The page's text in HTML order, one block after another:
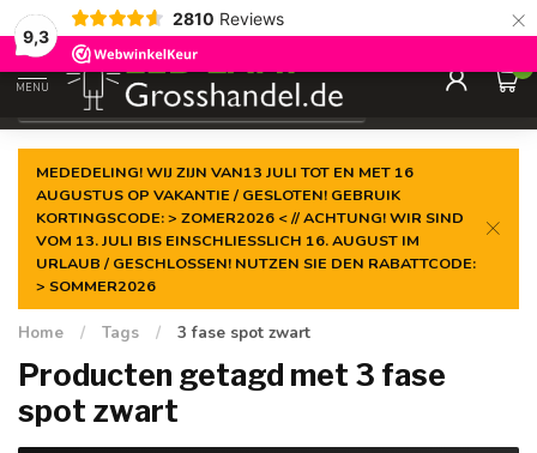
9,3
2810 Reviews ×
Gegarandeerde delaagste prijs
MENU
0
MEDEDELING! WIJ ZIJN VAN13 JULI TOT EN MET 16
AUGUSTUS OP VAKANTIE / GESLOTEN! GEBRUIK
KORTINGSCODE: > ZOMER2026 < // ACHTUNG! WIR SIND
VOM 13. JULI BIS EINSCHLIESSLICH 16. AUGUST IM
URLAUB / GESCHLOSSEN! NUTZEN SIE DEN RABATTCODE:
> SOMMER2026
Home / Tags / 3 fase spot zwart
Producten getagd met 3 fase
spot zwart